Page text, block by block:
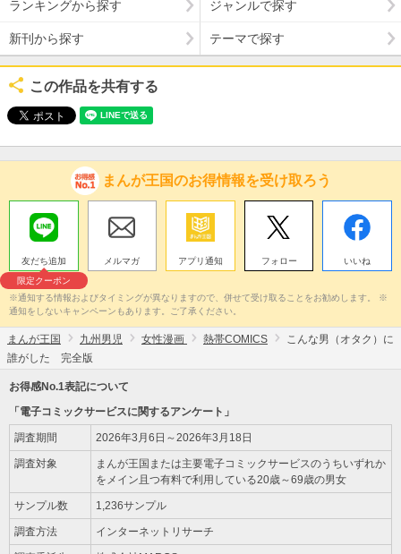
ランキングから探す ジャンルで探す
新刊から探す テーマで探す
この作品を共有する
まんが王国のお得情報を受け取ろう
友だち追加
限定クーポン
メルマガ アプリ通知 フォロー いいね
※通知する情報およびタイミングが異なりますので、併せて受け取ることをお勧めします。 ※
通知をしないキャンペーンもあります。ご了承ください。
まんが王国 九州男児 女性漫画 熱帯COMICS
こんな男（オタク）に
誰がした 完全版
お得感No.1表記について
「電子コミックサービスに関するアンケート」
調査期間 2026年3月6日～2026年3月18日
調査対象
まんが王国または主要電子コミックサービスのうちいずれか
をメイン且つ有料で利用している20歳～69歳の男女
サンプル数 1,236サンプル
調査方法 インターネットリサーチ